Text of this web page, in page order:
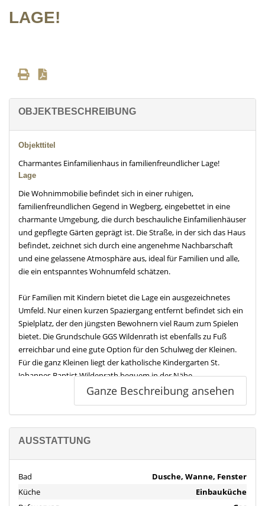
LAGE!
OBJEKTBESCHREIBUNG
Objekttitel
Charmantes Einfamilienhaus in familienfreundlicher Lage!
Lage
Die Wohnimmobilie befindet sich in einer ruhigen,
familienfreundlichen Gegend in Wegberg, eingebettet in eine
charmante Umgebung, die durch beschauliche Einfamilienhäuser
und gepflegte Gärten geprägt ist. Die Straße, in der sich das Haus
befindet, zeichnet sich durch eine angenehme Nachbarschaft
und eine gelassene Atmosphäre aus, ideal für Familien und alle,
die ein entspanntes Wohnumfeld schätzen.
Für Familien mit Kindern bietet die Lage ein ausgezeichnetes
Umfeld. Nur einen kurzen Spaziergang entfernt befindet sich ein
Spielplatz, der den jüngsten Bewohnern viel Raum zum Spielen
bietet. Die Grundschule GGS Wildenrath ist ebenfalls zu Fuß
erreichbar und eine gute Option für den Schulweg der Kleinen.
Für die ganz Kleinen liegt der katholische Kindergarten St.
Johannes Baptist Wildenrath bequem in der Nähe.
Bushaltestellen bestens gewährleistet, welche sich in der
unmittelbaren Umgebung befinden. Für Pendler und Reisende
ist die Lage ebenfalls günstig, da die nächstgelegene Autobahn in
Fahrtzeit liegt.
Ganze Beschreibung ansehen
AUSSTATTUNG
Bad
Dusche, Wanne, Fenster
Küche
Einbauküche